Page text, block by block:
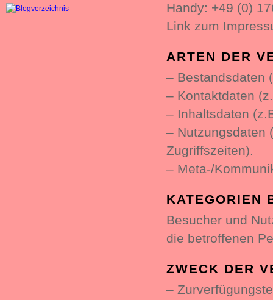
Handy: +49 (0)
Link zum
ARTEN DER
– Bestandsdaten
– Kontaktdaten
– Inhaltsdaten
– Nutzungsdaten
Zugriffszeiten).
– Meta-/
KATEGORIEN
Besucher und
die betroffenen
ZWECK DER
–